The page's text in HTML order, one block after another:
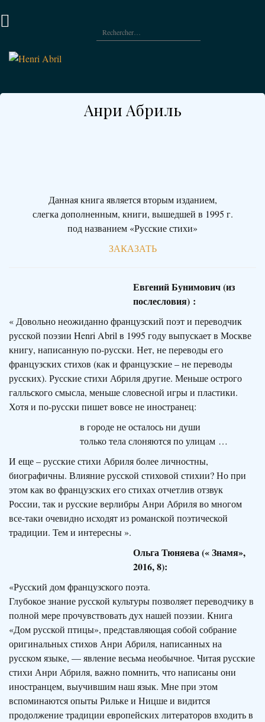
retourRechercher :
Анри Абриль
Данная книга является вторым изданием,
слегка дополненным, книги, вышедшей в 1995 г.
под названием «Русские стихи»
ЗАКАЗАТЬ
Евгений Бунимович (из
послесловия) :
« Довольно неожиданно французский поэт и переводчик
русской поэзии Henri Abril в 1995 году выпускает в Москве
книгу, написанную по-русски. Нет, не переводы его
французских стихов (как и французские – не переводы
русских). Русские стихи Абриля другие. Меньше острого
галльского смысла, меньше словесной игры и пластики.
Хотя и по-русски пишет вовсе не иностранец:
в городе не осталось ни души
только тела слоняются по улицам …
И еще – русские стихи Абриля более личностны,
биографичны. Влияние русской стиховой стихии? Но при
этом как во французских его стихах отчетлив отзвук
России, так и русские верлибры Анри Абриля во многом
все-таки очевидно исходят из романской поэтической
традиции. Тем и интересны ».
Ольга Тюняева (« Знамя»,
2016, 8):
«Русский дом французского поэта.
Глубокое знание русской культуры позволяет переводчику в
полной мере прочувствовать дух нашей поэзии. Книга
«Дом русской птицы», представляющая собой собрание
оригинальных стихов Анри Абриля, написанных на
русском языке, — явление весьма необычное. Читая русские
стихи Анри Абриля, важно помнить, что написаны они
иностранцем, выучившим наш язык. Мне при этом
вспоминаются опыты Рильке и Ницше и видится
продолжение традиции европейских литераторов входить в